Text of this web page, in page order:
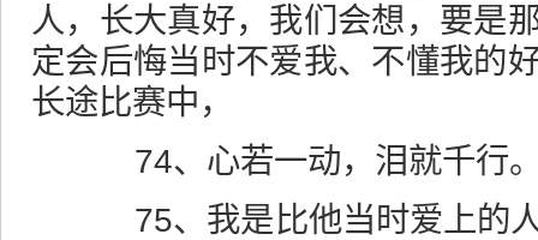
人，长大真好，我们会想，要是
定会后悔当时不爱我、不懂我的
长途比赛中，
74、心若一动，泪就千行
75、我是比他当时爱上的人